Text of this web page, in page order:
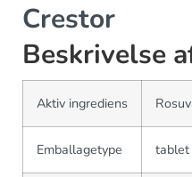
Crestor
Beskrivelse
Aktiv ingrediens
Emballagetype tablet